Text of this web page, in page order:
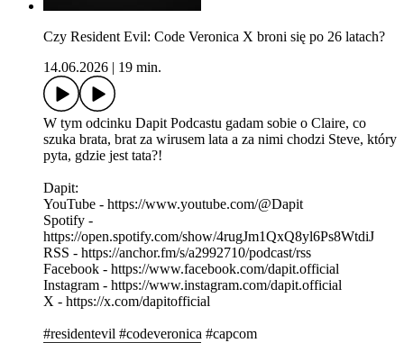
Czy Resident Evil: Code Veronica X broni się po 26 latach?
14.06.2026
19 min.
W tym odcinku Dapit Podcastu gadam sobie o Claire, co
szuka brata, brat za wirusem lata a za nimi chodzi Steve, który
pyta, gdzie jest tata?!
Dapit:
YouTube - https://www.youtube.com/@Dapit
Spotify -
https://open.spotify.com/show/4rugJm1QxQ8yl6Ps8WtdiJ
RSS - https://anchor.fm/s/a2992710/podcast/rss
Facebook - https://www.facebook.com/dapit.official
Instagram - https://www.instagram.com/dapit.official
X - https://x.com/dapitofficial
#residentevil #codeveronica #capcom